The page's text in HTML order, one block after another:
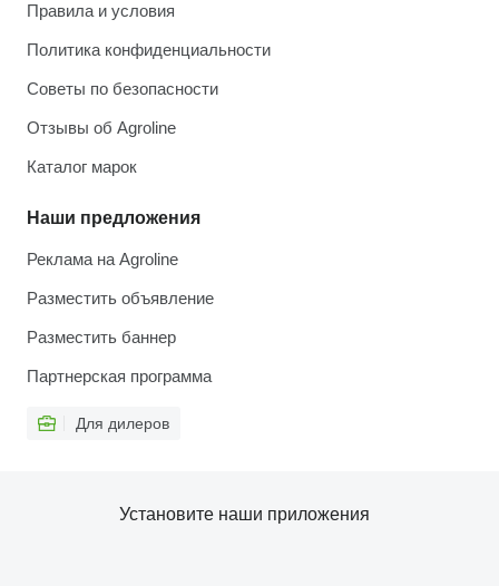
Правила и условия
Политика конфиденциальности
Советы по безопасности
Отзывы об Agroline
Каталог марок
Наши предложения
Реклама на Agroline
Разместить объявление
Разместить баннер
Партнерская программа
Для дилеров
Установите наши приложения